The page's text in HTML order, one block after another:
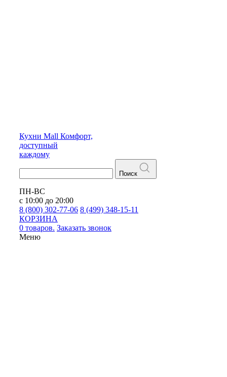
Кухни Mall Комфорт,
доступный
каждому
Поиск
ПН-ВС
с 10:00 до 20:00
8 (800) 302-77-06 8 (499) 348-15-11
КОРЗИНА
0 товаров. Заказать звонок
Меню